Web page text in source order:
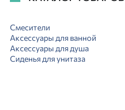
Смесители
Аксессуары для ванной
Аксессуары для душа
Сиденья для унитаза